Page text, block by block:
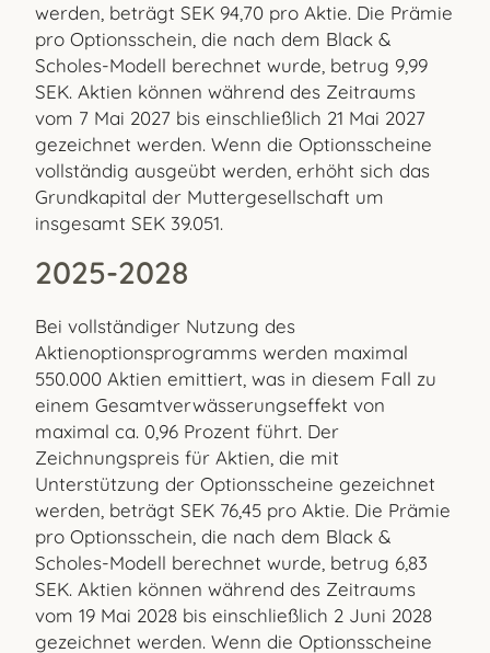
werden, beträgt SEK 94,70 pro Aktie. Die Prämie
pro Optionsschein, die nach dem Black &
Scholes-Modell berechnet wurde, betrug 9,99
SEK. Aktien können während des Zeitraums
vom 7 Mai 2027 bis einschließlich 21 Mai 2027
gezeichnet werden. Wenn die Optionsscheine
vollständig ausgeübt werden, erhöht sich das
Grundkapital der Muttergesellschaft um
insgesamt SEK 39.051.
2025-2028
Bei vollständiger Nutzung des
Aktienoptionsprogramms werden maximal
550.000 Aktien emittiert, was in diesem Fall zu
einem Gesamtverwässerungseffekt von
maximal ca. 0,96 Prozent führt. Der
Zeichnungspreis für Aktien, die mit
Unterstützung der Optionsscheine gezeichnet
werden, beträgt SEK 76,45 pro Aktie. Die Prämie
pro Optionsschein, die nach dem Black &
Scholes-Modell berechnet wurde, betrug 6,83
SEK. Aktien können während des Zeitraums
vom 19 Mai 2028 bis einschließlich 2 Juni 2028
gezeichnet werden. Wenn die Optionsscheine